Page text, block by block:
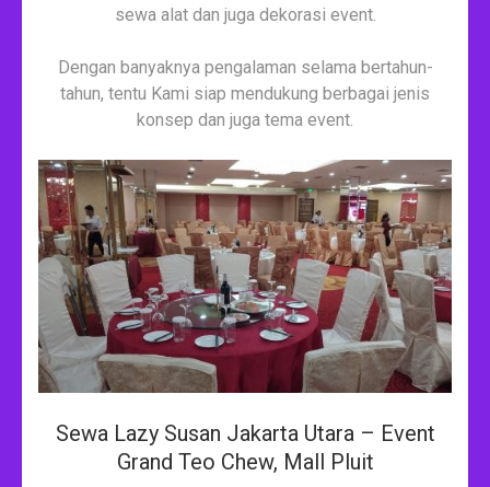
sewa alat dan juga dekorasi event.
Dengan banyaknya pengalaman selama bertahun-
tahun, tentu Kami siap mendukung berbagai jenis
konsep dan juga tema event.
Sewa Lazy Susan Jakarta Utara – Event
Grand Teo Chew, Mall Pluit